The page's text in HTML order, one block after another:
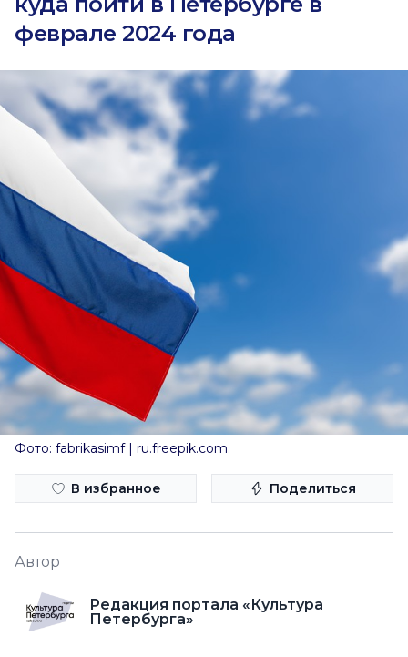
феврале 2024 года
Фото: fabrikasimf | ru.freepik.com.
В избранное Поделиться
Автор
Редакция портала «Культура
Петербурга»